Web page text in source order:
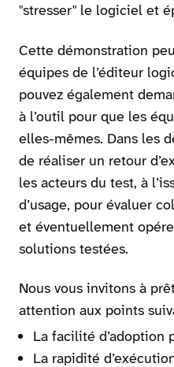
"stresser" le logiciel et
Cette démonstration
équipes de l’éditeur
pouvez également
à l’outil pour que les
elles-mêmes. Dans les
de réaliser un retour
les acteurs du test, à
d’usage, pour évaluer
et éventuellement
solutions testées.
Nous vous invitons à
attention aux points
La facilité d’adoption
La rapidité